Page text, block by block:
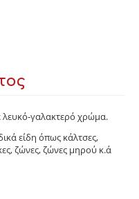
λευκό-γαλακτερό χρώμα.
είδη όπως κάλτσες,
ζώνες, ζώνες μηρού κ.ά